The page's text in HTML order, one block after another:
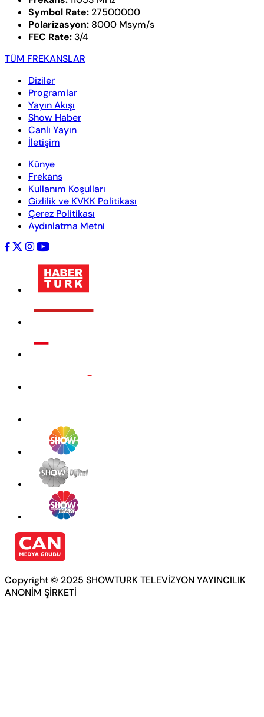
Symbol Rate: 27500000
Polarizasyon: 8000 Msym/s
FEC Rate: 3/4
TÜM FREKANSLAR
Diziler
Programlar
Yayın Akışı
Show Haber
Canlı Yayın
İletişim
Künye
Frekans
Kullanım Koşulları
Gizlilik ve KVKK Politikası
Çerez Politikası
Aydınlatma Metni
Copyright © 2025 SHOWTURK TELEVİZYON YAYINCILIK
ANONİM ŞİRKETİ